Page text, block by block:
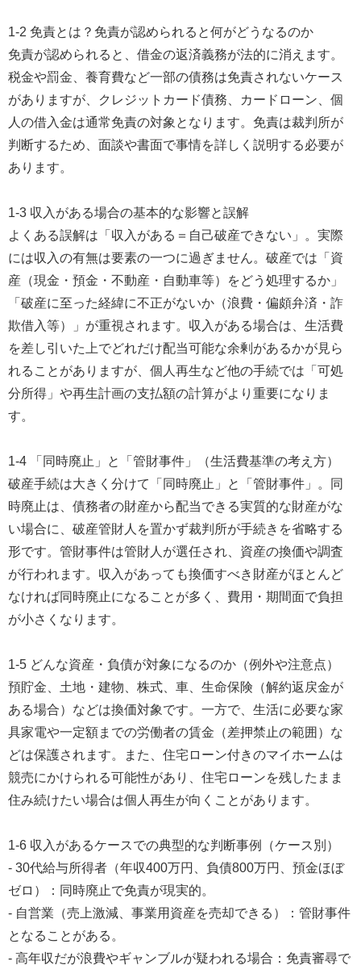
1-2 免責とは？免責が認められると何がどうなるのか
免責が認められると、借金の返済義務が法的に消えます。
税金や罰金、養育費など一部の債務は免責されないケース
がありますが、クレジットカード債務、カードローン、個
人の借入金は通常免責の対象となります。免責は裁判所が
判断するため、面談や書面で事情を詳しく説明する必要が
あります。
1-3 収入がある場合の基本的な影響と誤解
よくある誤解は「収入がある＝自己破産できない」。実際
には収入の有無は要素の一つに過ぎません。破産では「資
産（現金・預金・不動産・自動車等）をどう処理するか」
「破産に至った経緯に不正がないか（浪費・偏頗弁済・詐
欺借入等）」が重視されます。収入がある場合は、生活費
を差し引いた上でどれだけ配当可能な余剰があるかが見ら
れることがありますが、個人再生など他の手続では「可処
分所得」や再生計画の支払額の計算がより重要になりま
す。
1-4 「同時廃止」と「管財事件」（生活費基準の考え方）
破産手続は大きく分けて「同時廃止」と「管財事件」。同
時廃止は、債務者の財産から配当できる実質的な財産がな
い場合に、破産管財人を置かず裁判所が手続きを省略する
形です。管財事件は管財人が選任され、資産の換価や調査
が行われます。収入があっても換価すべき財産がほとんど
なければ同時廃止になることが多く、費用・期間面で負担
が小さくなります。
1-5 どんな資産・負債が対象になるのか（例外や注意点）
預貯金、土地・建物、株式、車、生命保険（解約返戻金が
ある場合）などは換価対象です。一方で、生活に必要な家
具家電や一定額までの労働者の賃金（差押禁止の範囲）な
どは保護されます。また、住宅ローン付きのマイホームは
競売にかけられる可能性があり、住宅ローンを残したまま
住み続けたい場合は個人再生が向くことがあります。
1-6 収入があるケースでの典型的な判断事例（ケース別）
- 30代給与所得者（年収400万円、負債800万円、預金ほぼ
ゼロ）：同時廃止で免責が現実的。
- 自営業（売上激減、事業用資産を売却できる）：管財事件
となることがある。
- 高年収だが浪費やギャンブルが疑われる場合：免責審尋で